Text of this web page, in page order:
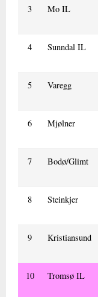
3 Mo IL
4 Sunndal IL
5 Varegg
6 Mjølner
7 Bodø/Glimt
8 Steinkjer
9 Kristiansund
10 Tromsø IL